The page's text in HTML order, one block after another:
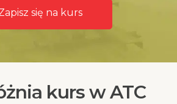
się na kurs
kurs w ATC